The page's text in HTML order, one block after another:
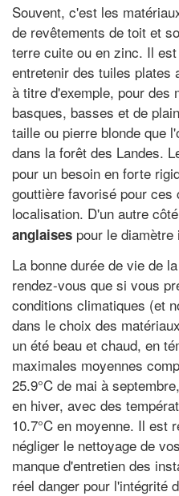
Souvent, c'est les
de revêtements de toit et
terre cuite ou en zinc. Il
entretenir des tuiles plates
à titre d'exemple, pour des
basques, basses et de
taille ou pierre blonde que
dans la forêt des Landes.
pour un besoin en forte
gouttière favorisé pour
localisation. D'un autre
anglaises pour le diamètre
La bonne durée de vie de
rendez-vous que si vous
conditions climatiques (et
dans le choix des
un été beau et chaud, en
maximales moyennes
25.9°C de mai à
en hiver, avec des
10.7°C en moyenne. Il est
négliger le nettoyage de
manque d'entretien des
réel danger pour l'intégrité